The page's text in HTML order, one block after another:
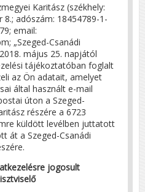
Karitász (székhely:
8.; adószám: 18454789-1-
email:
„Szeged-Csanádi
május 25. napjától
tájékoztatóban foglalt
az Ön adatait, amelyet
által használt e-mail
úton a Szeged-
részére a 6723
küldött levélben juttatott
át a Szeged-Csanádi
jogosult